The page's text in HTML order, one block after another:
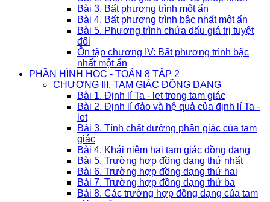
Bài 3. Bất phương trình một ẩn
Bài 4. Bất phương trình bậc nhất một ẩn
Bài 5. Phương trình chứa dấu giá trị tuyệt
đối
Ôn tập chương IV: Bất phương trình bậc
nhất một ẩn
PHẦN HÌNH HỌC - TOÁN 8 TẬP 2
CHƯƠNG III. TAM GIÁC ĐỒNG DẠNG
Bài 1. Định lí Ta - let trong tam giác
Bài 2. Định lí đảo và hệ quả của định lí Ta -
let
Bài 3. Tính chất đường phân giác của tam
giác
Bài 4. Khái niệm hai tam giác đồng dạng
Bài 5. Trường hợp đồng dạng thứ nhất
Bài 6. Trường hợp đồng dạng thứ hai
Bài 7. Trường hợp đồng dạng thứ ba
Bài 8. Các trường hợp đồng dạng của tam